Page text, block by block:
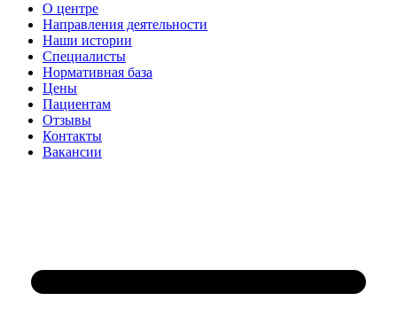
О центре
Направления деятельности
Наши истории
Специалисты
Нормативная база
Цены
Пациентам
Отзывы
Контакты
Вакансии